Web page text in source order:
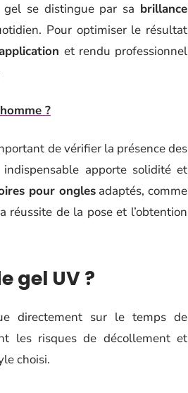
se distingue par sa brillance
Pour optimiser le résultat
et rendu professionnel
?
de vérifier la présence des
apporte solidité et
pour onglesadaptés, comme
de la pose et l’obtention
gel UV ?
directement sur le temps de
les risques de décollement et
choisi.